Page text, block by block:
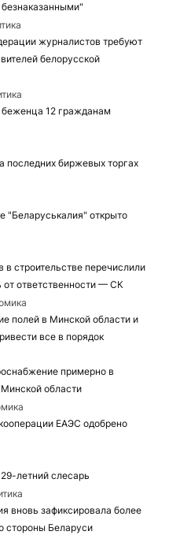
журналистов требуют
белорусской
беженца 12 гражданам
последних биржевых торгах
"Беларуськалия" открыто
в строительстве перечислили
от ответственности — СК
полей в Минской области и
все в порядок
примерно в
области
ЕАЭС одобрено
летний слесарь
вновь зафиксировала более
стороны Беларуси